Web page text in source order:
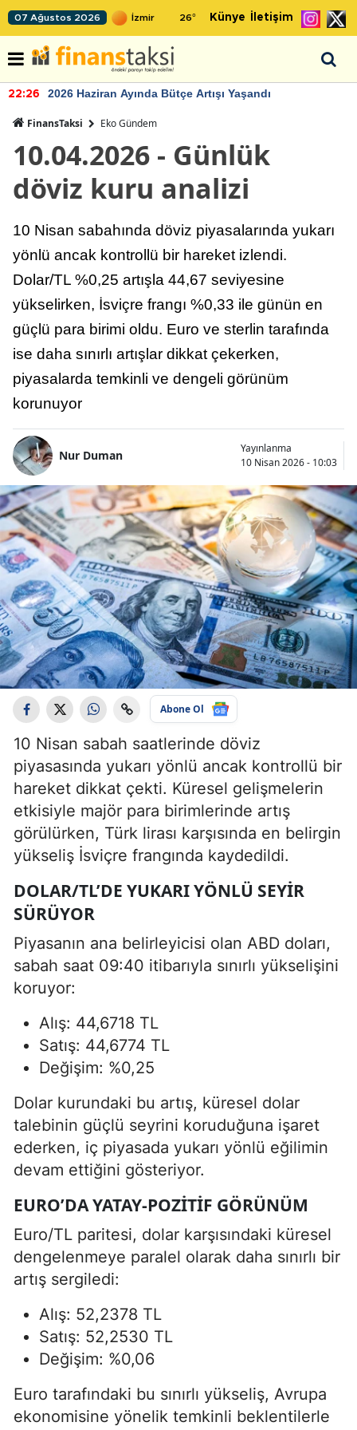
07 Ağustos 2026 26° Künye İletişim
22:26 2026 Haziran Ayında Bütçe Artışı Yaşandı
FinansTaksi Eko Gündem
10.04.2026 - Günlük
döviz kuru analizi
10 Nisan sabahında döviz piyasalarında yukarı
yönlü ancak kontrollü bir hareket izlendi.
Dolar/TL %0,25 artışla 44,67 seviyesine
yükselirken, İsviçre frangı %0,33 ile günün en
güçlü para birimi oldu. Euro ve sterlin tarafında
ise daha sınırlı artışlar dikkat çekerken,
piyasalarda temkinli ve dengeli görünüm
korunuyor
Nur Duman
Yayınlanma
10 Nisan 2026 - 10:03
Abone Ol
10 Nisan sabah saatlerinde döviz
piyasasında yukarı yönlü ancak kontrollü bir
hareket dikkat çekti. Küresel gelişmelerin
etkisiyle majör para birimlerinde artış
görülürken, Türk lirası karşısında en belirgin
yükseliş İsviçre frangında kaydedildi.
DOLAR/TL’DE YUKARI YÖNLÜ SEYIR
SÜRÜYOR
Piyasanın ana belirleyicisi olan ABD doları,
sabah saat 09:40 itibarıyla sınırlı yükselişini
koruyor:
Alış: 44,6718 TL
Satış: 44,6774 TL
Değişim: %0,25
Dolar kurundaki bu artış, küresel dolar
talebinin güçlü seyrini koruduğuna işaret
ederken, iç piyasada yukarı yönlü eğilimin
devam ettiğini gösteriyor.
EURO’DA YATAY-POZITIF GÖRÜNÜM
Euro/TL paritesi, dolar karşısındaki küresel
dengelenmeye paralel olarak daha sınırlı bir
artış sergiledi:
Alış: 52,2378 TL
Satış: 52,2530 TL
Değişim: %0,06
Euro tarafındaki bu sınırlı yükseliş, Avrupa
ekonomisine yönelik temkinli beklentilerle